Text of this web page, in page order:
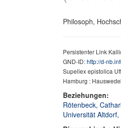
Philosoph,
Persistenter Link
GND-ID:http://d-
Supellex epistolica
Hamburg :
Beziehungen:
Rötenbeck,
Universität